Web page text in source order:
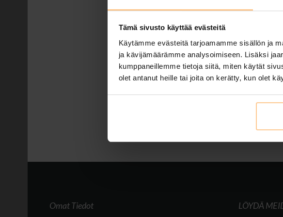
Tämä sivusto käyttää evästeitä
Käytämme evästeitä tarjoamamme sisällön ja
ja kävijämäärämme analysoimiseen. Lisäksi
kumppaneillemme tietoja siitä, miten käytät
olet antanut heille tai joita on kerätty, kun olet
Tähti-huvilassa
Posted byJohanna Matilainen on
Tule viettämään adventtiviikonloppua
Kustavissa. Nyt 3 vrk VAIN 450€
2.12.2024. Lisävuorokaudet puoleen
Tags:huvila saaristossa,laadukasmökki,majoitus,
tasokkaatmökit
Omat Tiedot LÖYDÄ